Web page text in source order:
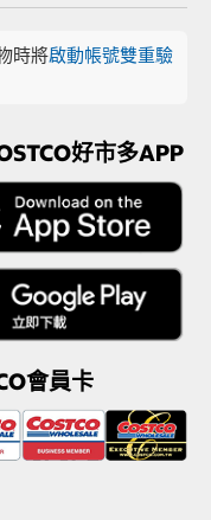
時將啟動帳號雙重驗
好市多APP
會員卡